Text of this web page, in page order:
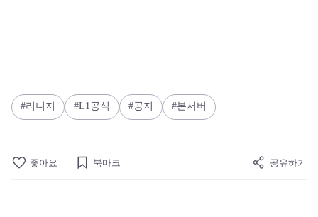
리니지 L1공식 공지 본서버
좋아요 북마크 공유하기